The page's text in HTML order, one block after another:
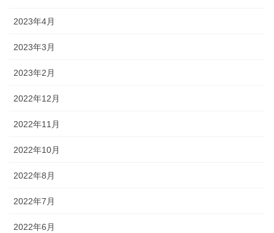
2023年4月
2023年3月
2023年2月
2022年12月
2022年11月
2022年10月
2022年8月
2022年7月
2022年6月